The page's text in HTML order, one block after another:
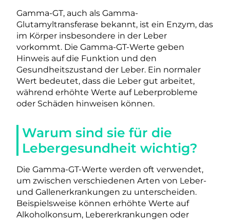
Gamma-GT, auch als Gamma-
Glutamyltransferase bekannt, ist ein Enzym, das
im Körper insbesondere in der Leber
vorkommt. Die Gamma-GT-Werte geben
Hinweis auf die Funktion und den
Gesundheitszustand der Leber. Ein normaler
Wert bedeutet, dass die Leber gut arbeitet,
während erhöhte Werte auf Leberprobleme
oder Schäden hinweisen können.
Warum sind sie für die
Lebergesundheit wichtig?
Die Gamma-GT-Werte werden oft verwendet,
um zwischen verschiedenen Arten von Leber-
und Gallenerkrankungen zu unterscheiden.
Beispielsweise können erhöhte Werte auf
Alkoholkonsum, Lebererkrankungen oder